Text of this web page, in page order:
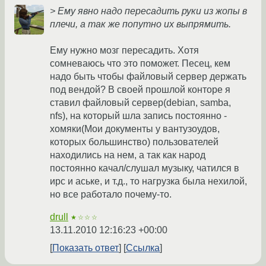
> Ему явно надо пересадить руки из жопы в
плечи, а так же попутно их выпрямить.
Ему нужно мозг пересадить. Хотя
сомневаюсь что это поможет. Песец, кем
надо быть чтобы файловый сервер держать
под вендой? В своей прошлой конторе я
ставил файловый сервер(debian, samba,
nfs), на который шла запись постоянно -
хомяки(Мои документы у вантузоудов,
которых большинство) пользователей
находились на нем, а так как народ
постоянно качал/слушал музыку, чатился в
ирс и аське, и т.д., то нагрузка была нехилой,
но все работало почему-то.
drull ★☆☆☆
13.11.2010 12:16:23 +00:00
Показать ответ
Ссылка